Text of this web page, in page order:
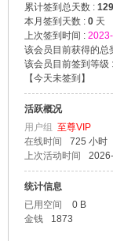
累计签到总天数 : 129
本月签到天数 : 0天
上次签到时间 :
该会员目前获得的总
该会员目前签到等级 :
【今天未签到 】
活跃概况
用户组 至尊VIP
在线时间
725 小时
上次活动时间
统计信息
已用空间
0 B
金钱
1873